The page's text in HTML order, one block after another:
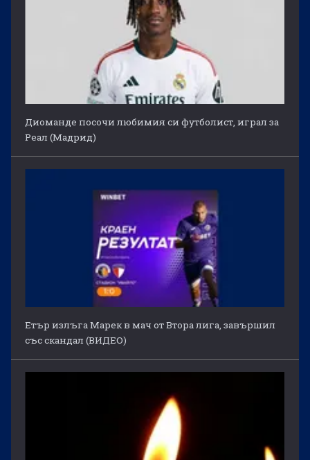
Диоманде посочи любимия си футболист, играл за
Реал (Мадрид)
Етър излъга Марек в мач от Втора лига, завършил
със скандал (ВИДЕО)